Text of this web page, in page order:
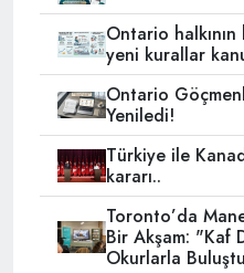
Ontario halkının
yeni kurallar
Ontario
Yeniledi!
Türkiye ile
kararı..
Toronto’da
Bir Akşam: "Kaf
Okurlarla Buluştu